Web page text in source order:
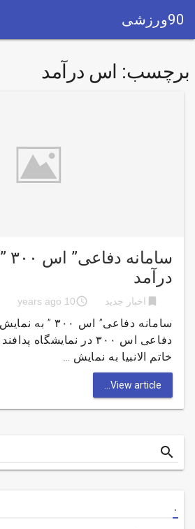
90ورزشی
برچسب: اس درآمد
درآمد
bookmark اخبار جدید access_time
10 years ago
سامانه دفاعی” اس
دفاعی اس ۳۰۰ در نمایشگاه
خاتم الانبیا به نمایش …
View article...
Search
for
search
.